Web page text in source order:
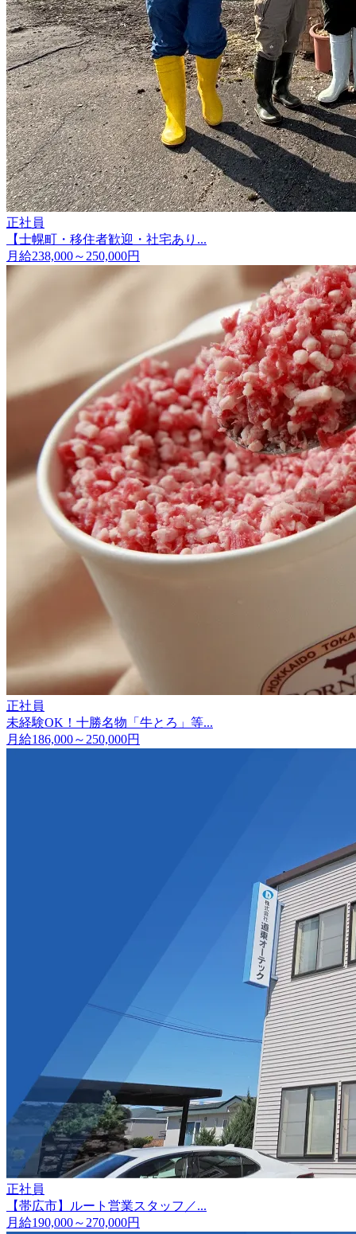
正社員
【士幌町・移住者歓迎・社宅あり...
月給238,000～250,000円
正社員
未経験OK！十勝名物「牛とろ」等...
月給186,000～250,000円
正社員
【帯広市】ルート営業スタッフ／...
月給190,000～270,000円